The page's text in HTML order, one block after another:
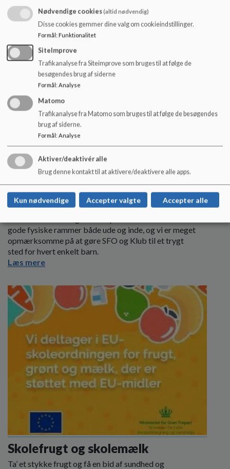
skolestart på Glavendrupskolen.
Læs mere
SFO & Klub
gode fysiske rammer både ude og inde, og vi er meget
opmærksomme på at gøre SFO og Klub til et trygt
sted for hvert enkelt barn.
Læs mere
Skolefrugt og skolemælk
Ta’ et stykke frugt og få en bid af sundhed og
Nødvendige cookies(altid nødvendig)
Disse cookies gemmer dine valg om cookieindstillinger.
Formål: Funktionalitet
SiteImprove
Trafikanalyse fra Siteimprove som bruges til at følge de
besøgendes brug af siderne
Formål : Analyse
Matomo
Trafikanalyse fra Matomo som bruges til at følge de besøgendes
brug af siderne.
Formål: Analyse
Aktiver/deaktivér alle
Brug denne kontakt til at aktivere/deaktivere alle apps.
Kun nødvendige Accepter valgte Accepter alle